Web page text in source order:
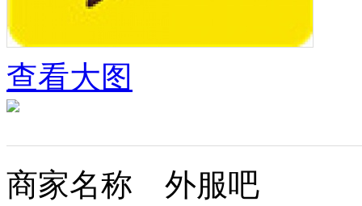
查看大图
商家名称 外服吧